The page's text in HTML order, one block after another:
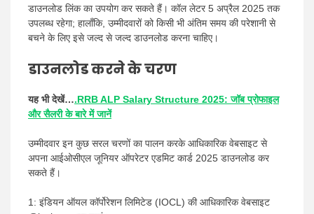
डाउनलोड लिंक का उपयोग कर सकते हैं। कॉल लेटर 5 अप्रैल 2025 तक
उपलब्ध रहेगा; हालाँकि, उम्मीदवारों को किसी भी अंतिम समय की परेशानी से
बचने के लिए इसे जल्द से जल्द डाउनलोड करना चाहिए।
डाउनलोड करने के चरण
यह भी देखें….RRB ALP Salary Structure 2025: जॉब प्रोफाइल
और सैलरी के बारे में जानें
उम्मीदवार इन कुछ सरल चरणों का पालन करके आधिकारिक वेबसाइट से
अपना आईओसीएल जूनियर ऑपरेटर एडमिट कार्ड 2025 डाउनलोड कर
सकते हैं।
1: इंडियन ऑयल कॉर्पोरेशन लिमिटेड (IOCL) की आधिकारिक वेबसाइट